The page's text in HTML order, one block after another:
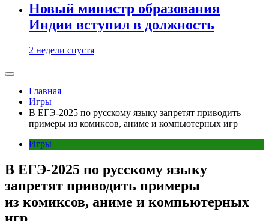
Новый министр образования
Индии вступил в должность
2 недели спустя
Главная
Игры
В ЕГЭ-2025 по русскому языку запретят приводить
примеры из комиксов, аниме и компьютерных игр
Игры
В ЕГЭ-2025 по русскому языку
запретят приводить примеры
из комиксов, аниме и компьютерных